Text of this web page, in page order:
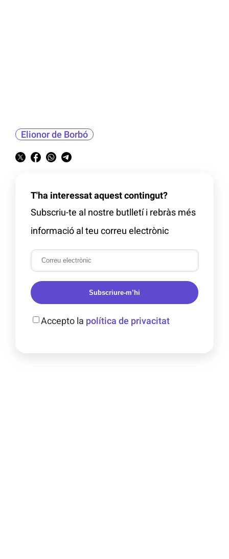
Elionor de Borbó
T'ha interessat aquest contingut?
Subscriu-te al nostre butlletí i rebràs més
informació al teu correu electrònic
Subscriure-m’hi
Accepto la política de privacitat